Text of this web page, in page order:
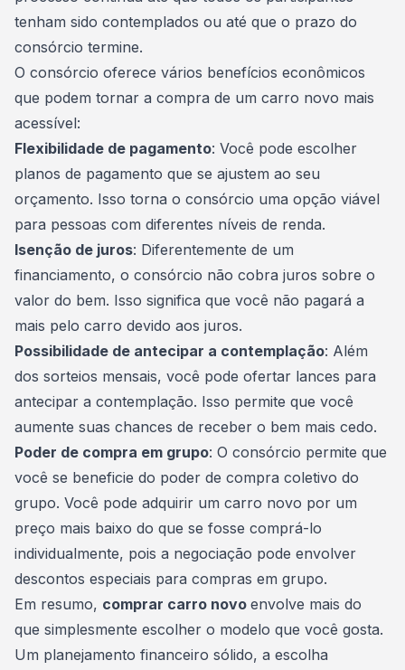
tenham sido contemplados ou até que o prazo do
consórcio termine.
O consórcio oferece vários benefícios econômicos
que podem tornar a compra de um carro novo mais
acessível:
Flexibilidade de pagamento: Você pode escolher
planos de pagamento que se ajustem ao seu
orçamento. Isso torna o consórcio uma opção viável
para pessoas com diferentes níveis de renda.
Isenção de juros: Diferentemente de um
financiamento, o consórcio não cobra juros sobre o
valor do bem. Isso significa que você não pagará a
mais pelo carro devido aos juros.
Possibilidade de antecipar a contemplação: Além
dos sorteios mensais, você pode ofertar lances para
antecipar a contemplação. Isso permite que você
aumente suas chances de receber o bem mais cedo.
Poder de compra em grupo: O consórcio permite que
você se beneficie do poder de compra coletivo do
grupo. Você pode adquirir um carro novo por um
preço mais baixo do que se fosse comprá-lo
individualmente, pois a negociação pode envolver
descontos especiais para compras em grupo.
Em resumo, comprar carro novo envolve mais do
que simplesmente escolher o modelo que você gosta.
Um planejamento financeiro sólido, a escolha